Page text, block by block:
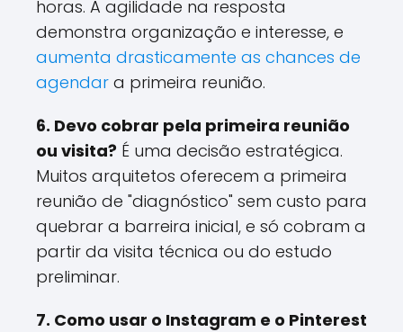
horas. A agilidade na resposta
demonstra organização e interesse, e
aumenta drasticamente as chances de
agendar a primeira reunião.
6. Devo cobrar pela primeira reunião
ou visita? É uma decisão estratégica.
Muitos arquitetos oferecem a primeira
reunião de "diagnóstico" sem custo para
quebrar a barreira inicial, e só cobram a
partir da visita técnica ou do estudo
preliminar.
7. Como usar o Instagram e o Pinterest